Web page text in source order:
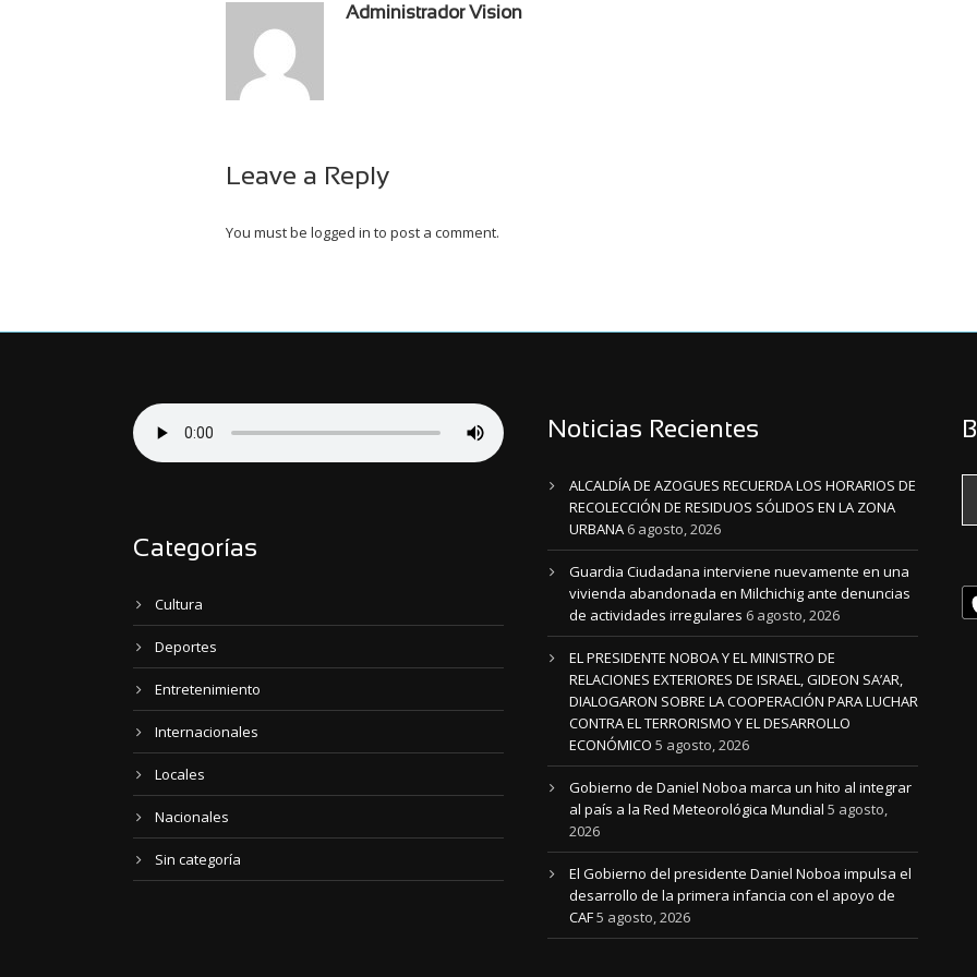
Administrador Vision
Leave a Reply
You must be logged in to post a comment.
Categorías
Cultura
Deportes
Entretenimiento
Internacionales
Locales
Nacionales
Sin categoría
Noticias Recientes
ALCALDÍA DE AZOGUES RECUERDA LOS HORARIOS DE
RECOLECCIÓN DE RESIDUOS SÓLIDOS EN LA ZONA
URBANA 6 agosto, 2026
Guardia Ciudadana interviene nuevamente en una
vivienda abandonada en Milchichig ante denuncias
de actividades irregulares 6 agosto, 2026
EL PRESIDENTE NOBOA Y EL MINISTRO DE
RELACIONES EXTERIORES DE ISRAEL, GIDEON SA’AR,
DIALOGARON SOBRE LA COOPERACIÓN PARA LUCHAR
CONTRA EL TERRORISMO Y EL DESARROLLO
ECONÓMICO 5 agosto, 2026
Gobierno de Daniel Noboa marca un hito al integrar
al país a la Red Meteorológica Mundial 5 agosto,
2026
El Gobierno del presidente Daniel Noboa impulsa el
desarrollo de la primera infancia con el apoyo de
CAF5 agosto, 2026